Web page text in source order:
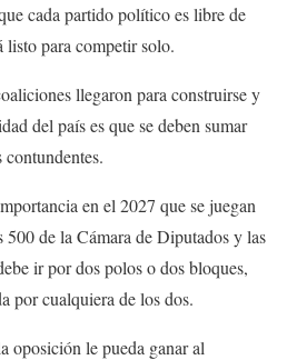
cada partido político es libre de
listo para competir solo.
llegaron para construirse y
del país es que se deben sumar
en el 2027 que se juegan
de la Cámara de Diputados y las
ir por dos polos o dos bloques,
por cualquiera de los dos.
oposición le pueda ganar al